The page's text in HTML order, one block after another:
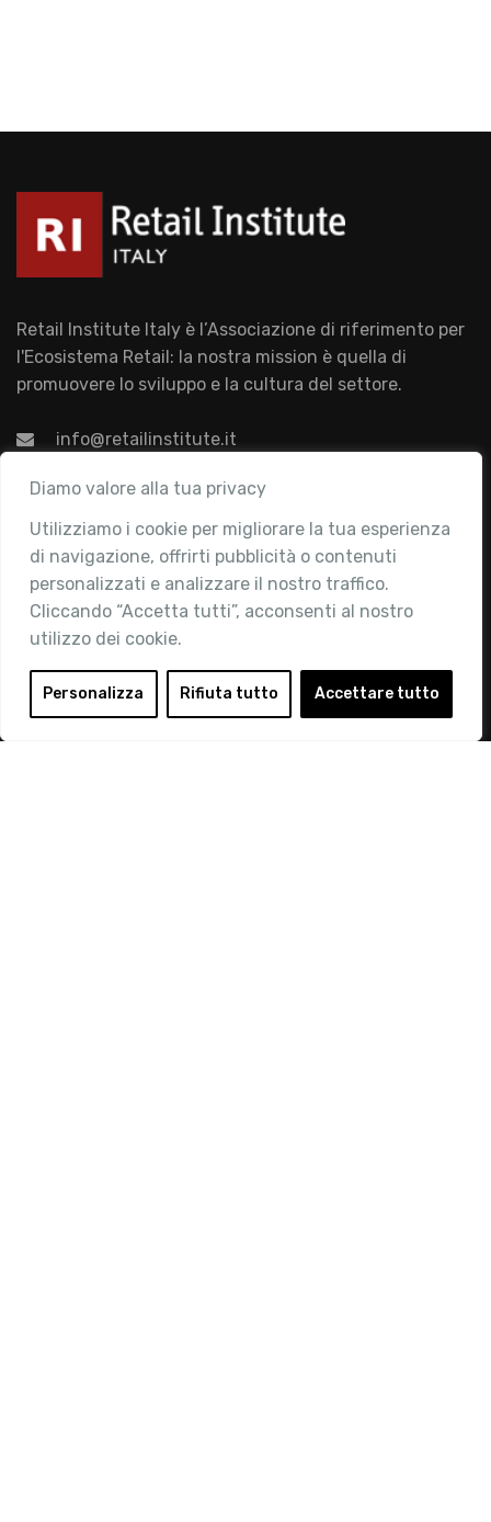
Diamo valore alla tua privacy
Utilizziamo i cookie per migliorare la tua esperienza
di navigazione, offrirti pubblicità o contenuti
personalizzati e analizzare il nostro traffico.
Cliccando “Accetta tutti”, acconsenti al nostro
utilizzo dei cookie.
Personalizza Rifiuta tutto Accettare tutto
Retail Institute Italy è l’Associazione di riferimento per
l'Ecosistema Retail: la nostra mission è quella di
promuovere lo sviluppo e la cultura del settore.
info@retailinstitute.it
Associazione
Chi siamo
Attività
Contatti
Area Riservata
Login
Diventa Socio